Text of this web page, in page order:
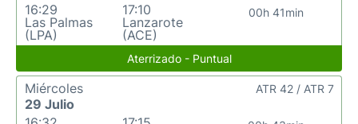
16:29
Las Palmas
(LPA)
17:10
Lanzarote
(ACE)
00h 41min
Aterrizado - Puntual
Miércoles
29 Julio
ATR 42 / ATR 7